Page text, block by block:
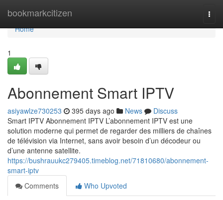
bookmarkcitizen
Home
Home
1
Abonnement Smart IPTV
asiyawlze730253 395 days ago News
Discuss
Smart IPTV Abonnement IPTV L’abonnement IPTV est une
solution moderne qui permet de regarder des milliers de chaînes
de télévision via Internet, sans avoir besoin d’un décodeur ou
d’une antenne satellite.
https://bushrauukc279405.timeblog.net/71810680/abonnement-
smart-iptv
Comments
Who Upvoted